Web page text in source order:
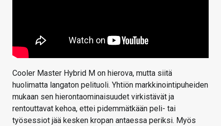
Cooler Master Hybrid M on hierova, mutta siitä
huolimatta langaton pelituoli. Yhtiön markkinointipuheiden
mukaan sen hierontaominaisuudet virkistävät ja
rentouttavat kehoa, ettei pidemmätkään peli- tai
työsessiot jää kesken kropan antaessa periksi. Myös